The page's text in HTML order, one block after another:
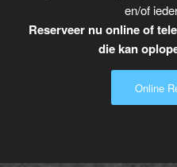
en/of
Reserveer nu online of
die kan
Online